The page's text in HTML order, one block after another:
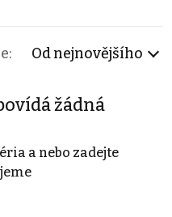
Od nejnovějšího
žádná
a nebo zadejte